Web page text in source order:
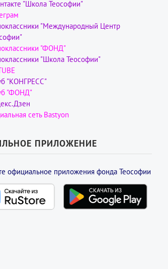
"Школа Теософии"
"Международный Центр
"ФОНД"
"Школа Теософии"
"КОНГРЕСС"
"ФОНД"
сеть Bastyon
ПРИЛОЖЕНИЕ
официальное приложения фонда Теософии